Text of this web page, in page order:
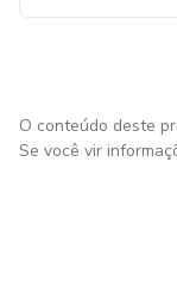
O conteúdo deste
Se você vir